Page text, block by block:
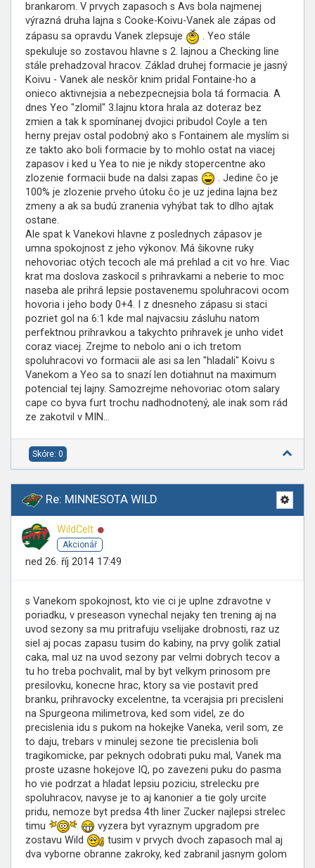
brankarom. V prvych zapasoch s Avs bola najmenej
výrazná druha lajna s Cooke-Koivu-Vanek ale zápas od
zápasu sa opravdu Vanek zlepsuje
. Yeo stále
spekuluje so zostavou hlavne s 2. lajnou a Checking line
stále prehadzoval hracov. Základ druhej formacie je jasný
Koivu - Vanek ale neskôr knim pridal Fontaine-ho a
onieco aktivnejsia a nebezpecnejsia bola tá formacia. A
dnes Yeo "zlomil" 3.lajnu ktora hrala az doteraz bez
zmien a tak k spomínanej dvojici pribudol Coyle a ten
herny prejav ostal podobný ako s Fontainem ale myslím si
ze takto ako boli formacie by to mohlo ostat na viacej
zapasov i ked u Yea to nie je nikdy stopercentne ako
zlozenie formacii bude na dalsi zapas
. Jedine čo je
100% je zlozenie prveho útoku čo je uz jedina lajna bez
zmeny a ak sa budú zranenia vyhýbat tak to dlho ajtak
ostane.
Ale spat k Vanekovi hlavne z poslednych zápasov je
umna spokojnost z jeho výkonov. Má šikovne ruky
nehovoriac otých tecoch ale má prehlad a cit vo hre. Viac
krat ma doslova zaskocil s prihravkami a neberie to moc
naseba ale prihrá lepsie postavenemu spoluhracovi ocom
hovoria i jeho body 0+4. I z dnesneho zápasu si staci
pozriet gol na 6:1 kde mal najvacsiu zásluhu natom
perfektnou prihravkou a takychto prihravek je unho videt
coraz viacej. Zrejme to nebolo ani o ich tretom
spoluhracovi vo formacii ale asi sa len "hladali" Koivu s
Vanekom a Yeo sa to snazí len dotiahnut na maximum
potencial tej lajny. Samozrejme nehovoriac otom salary
cape co byva furt trochu nadhodnotený, ale inak som rád
ze zakotvil v MIN...
Skóre: 0
Re: MINNESOTA WILD
WildCelt
Akcionář
ned 26. říj 2014 17:49
s Vanekom spokojnost, kto vie ci je uplne zdravotne v
poriadku, v preseason vynechal nejaky ten trening aj na
uvod sezony sa mu pritrafuju vselijake drobnosti, raz uz
siel aj pocas zapasu tusim do kabiny, na prvy golik zatial
caka, mal uz na uvod sezony par velmi dobrych tecov a
tu ho treba pochvalit, mal by byt velkym prinosom pre
presilovku, konecne hrac, ktory sa vie postavit pred
branku, prihravocky excelentne, ta vcerajsia pri precisleni
na Spurgeona milimetrova, ked som videl, ze do
precislenia idu s pukom na hokejke Vaneka, veril som, ze
to daju, trebars v minulej sezone tie precislenia boli
tragikomicke, par peknych odobrati puku mal, Vanek ma
proste uzasne hokejove IQ, po zavezeni puku do pasma
ho vie podrzat a hladat lepsiu poziciu, strelecku pre
spoluhracov, navyse je to aj kanonier a tie goly urcite
pridu, nemoze byt predsa 4th liner Zucker najlepsi strelec
timu
vyzera byt vyraznym upgradom pre
zostavu Wild
tusim v prvych dvoch zapasoch mal aj
dva vyborne obranne zakroky, ked zabranil jasnym golom